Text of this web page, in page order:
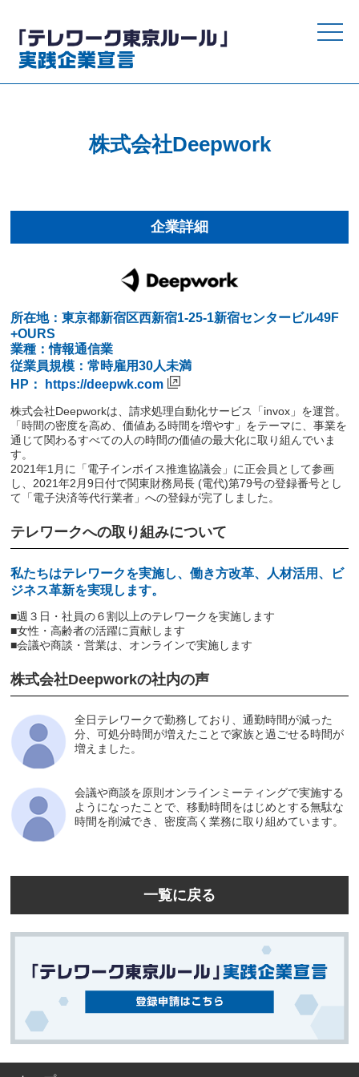
toggle
株式会社Deepwork
企業詳細
所在地：東京都新宿区西新宿1-25-1新宿センタービル49F
+OURS
業種：情報通信業
従業員規模：常時雇用30人未満
HP：
https://deepwk.com
株式会社Deepworkは、請求処理自動化サービス「invox」を運営。
「時間の密度を高め、価値ある時間を増やす」をテーマに、事業を
通じて関わるすべての人の時間の価値の最大化に取り組んでいま
す。
2021年1月に「電子インボイス推進協議会」に正会員として参画
し、2021年2月9日付で関東財務局長 (電代)第79号の登録番号とし
て「電子決済等代行業者」への登録が完了しました。
テレワークへの取り組みについて
私たちはテレワークを実施し、働き方改革、人材活用、ビ
ジネス革新を実現します。
■週３日・社員の６割以上のテレワークを実施します
■女性・高齢者の活躍に貢献します
■会議や商談・営業は、オンラインで実施します
株式会社Deepworkの社内の声
全日テレワークで勤務しており、通勤時間が減った
分、可処分時間が増えたことで家族と過ごせる時間が
増えました。
会議や商談を原則オンラインミーティングで実施する
ようになったことで、移動時間をはじめとする無駄な
時間を削減でき、密度高く業務に取り組めています。
一覧に戻る